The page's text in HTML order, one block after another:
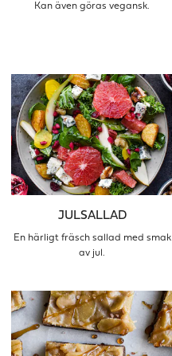
Kan även göras vegansk.
JULSALLAD
En härligt fräsch sallad med smak
av jul.